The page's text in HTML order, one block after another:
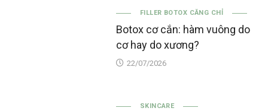
FILLER BOTOX CĂNG CHỈ
Botox cơ cắn: hàm vuông do
cơ hay do xương?
22/07/2026
SKINCARE